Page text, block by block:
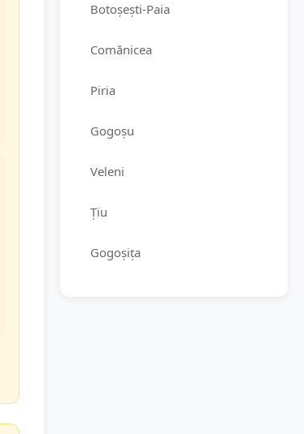
Botoșești-Paia
Comănicea
Piria
Gogoșu
Veleni
Țiu
Gogoșița